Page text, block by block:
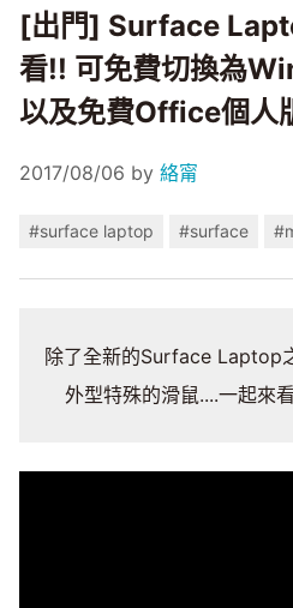
[出門] Surface
看!! 可免費切換為
以及免費Office個人
2017/08/06 by 絡甯
#surface laptop #surface
除了全新的Surface Laptop
外型特殊的滑鼠....一起來